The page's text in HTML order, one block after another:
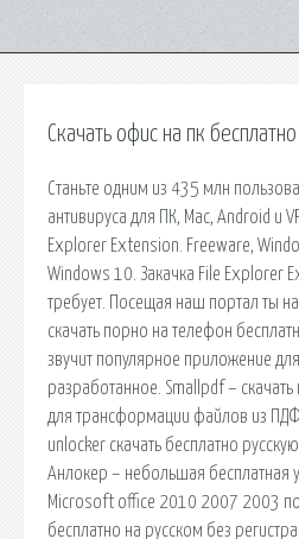
Скачать офис на пк бесплатно
Станьте одним из 435 млн
антивируса для ПК, Mac, Android и
Explorer Extension. Freeware,
Windows 10. Закачка File Explorer
требует. Посещая наш портал ты
скачать порно на телефон
звучит популярное приложение
разработанное. Smallpdf –
для трансформации файлов из
unlocker скачать бесплатно
Анлокер – небольшая бесплатная
Microsoft office 2010 2007 2003
бесплатно на русском без